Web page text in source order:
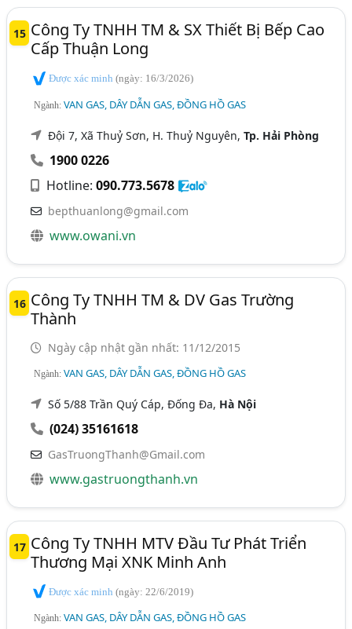
15 Công Ty TNHH TM & SX Thiết Bị Bếp Cao
Cấp Thuận Long
Được xác minh(ngày: 16/3/2026)
Ngành:VAN GAS, DÂY DẪN GAS, ĐỒNG HỒ GAS
Đội 7, Xã Thuỷ Sơn, H. Thuỷ Nguyên,Tp. Hải Phòng
1900 0226
Hotline:090.773.5678
bepthuanlong@gmail.com
www.owani.vn
16 Công Ty TNHH TM & DV Gas Trường
Thành
Ngày cập nhật gần nhất: 11/12/2015
Ngành:VAN GAS, DÂY DẪN GAS, ĐỒNG HỒ GAS
Số 5/88 Trần Quý Cáp, Đống Đa, Hà Nội
(024) 35161618
GasTruongThanh@Gmail.com
www.gastruongthanh.vn
17 Công Ty TNHH MTV Đầu Tư Phát Triển
Thương Mại XNK Minh Anh
Được xác minh(ngày: 22/6/2019)
Ngành:VAN GAS, DÂY DẪN GAS, ĐỒNG HỒ GAS